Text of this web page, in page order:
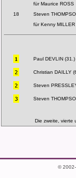
für Maurice ROSS
18
Steven
für Kenny MILLER
Paul DEVLIN (31.)
Christian DAILLY
Steven
Steven
Die zweite, vierte
©